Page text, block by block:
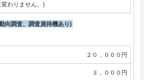
わりません。)
向調査、調査員待機あり)
２０，０００円
３，０００円